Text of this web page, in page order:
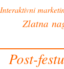
Interaktivni
Zlatna
Post-